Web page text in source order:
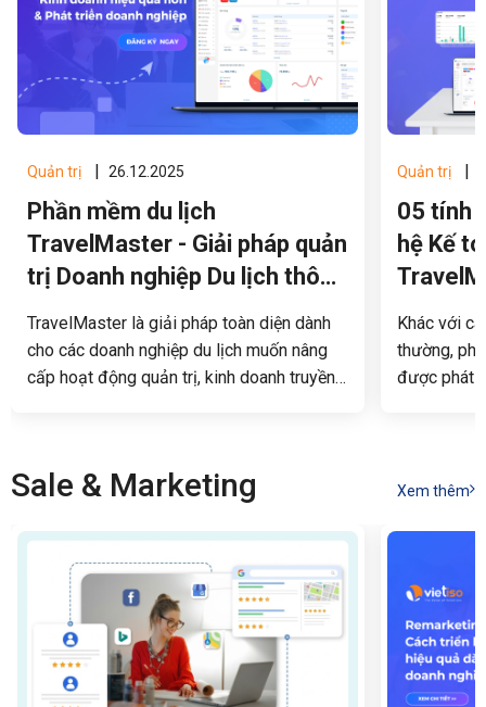
Quản trị | 26.12.2025
Phần mềm du lịch
TravelMaster - Giải pháp quản
trị Doanh nghiệp Du lịch thông
minh
TravelMaster là giải pháp toàn diện dành
cho các doanh nghiệp du lịch muốn nâng
cấp hoạt động quản trị, kinh doanh truyền
cạnh tranh trong kỷ nguyên số.
Quản trị|
05 tính
hệ Kế
Khác với
thường,
được phát
đây là 05
Sale & Marketing Xem thêm